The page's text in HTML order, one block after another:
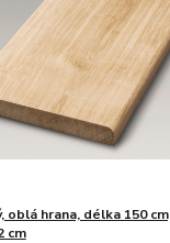
oblá hrana, délka 150
cm